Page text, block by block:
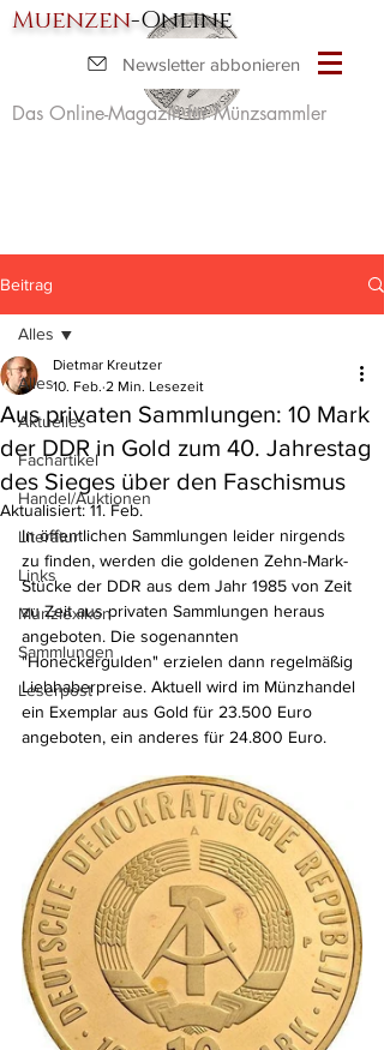
Muenzen-Online
Das Online-Magazin für Münzsammler
Newsletter abbonieren
Beitrag
Alles
Aktuelles
Fachartikel
Handel/Auktionen
Literatur
Links
Münzlexikon
Sammlungen
Leserpost
Alles
Aus privaten Sammlungen: 10 Mark
der DDR in Gold zum 40. Jahrestag
des Sieges über den Faschismus
Dietmar Kreutzer
10. Feb. 2 Min. Lesezeit
Aktualisiert:11. Feb.
In öffentlichen Sammlungen leider nirgends
zu finden, werden die goldenen Zehn-Mark-
Stücke der DDR aus dem Jahr 1985 von Zeit
zu Zeit aus privaten Sammlungen heraus
angeboten. Die sogenannten
"Honeckergulden" erzielen dann regelmäßig
Liebhaberpreise. Aktuell wird im Münzhandel
ein Exemplar aus Gold für 23.500 Euro
angeboten, ein anderes für 24.800 Euro.